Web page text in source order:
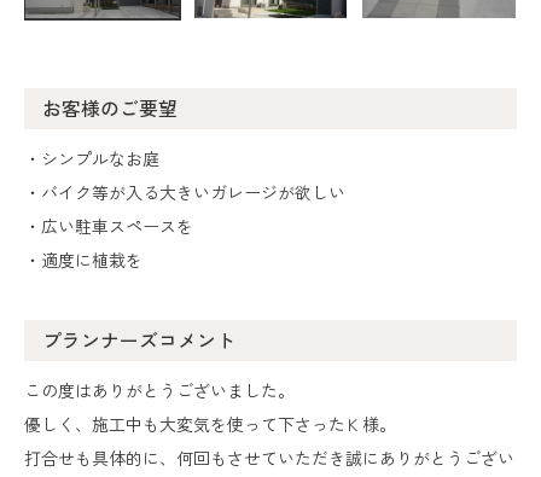
お客様のご要望
・シンプルなお庭
・バイク等が入る大きいガレージが欲しい
・広い駐車スペースを
・適度に植栽を
プランナーズコメント
この度はありがとうございました。
優しく、施工中も大変気を使って下さったＫ様。
打合せも具体的に、何回もさせていただき誠にありがとうござい